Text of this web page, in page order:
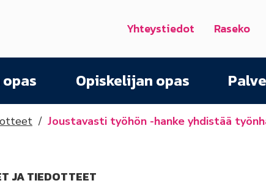
Yhteystiedot Raseko
Opiskelijan opas
Joustavasti työhön -hanke yhdistää
JA TIEDOTTEET